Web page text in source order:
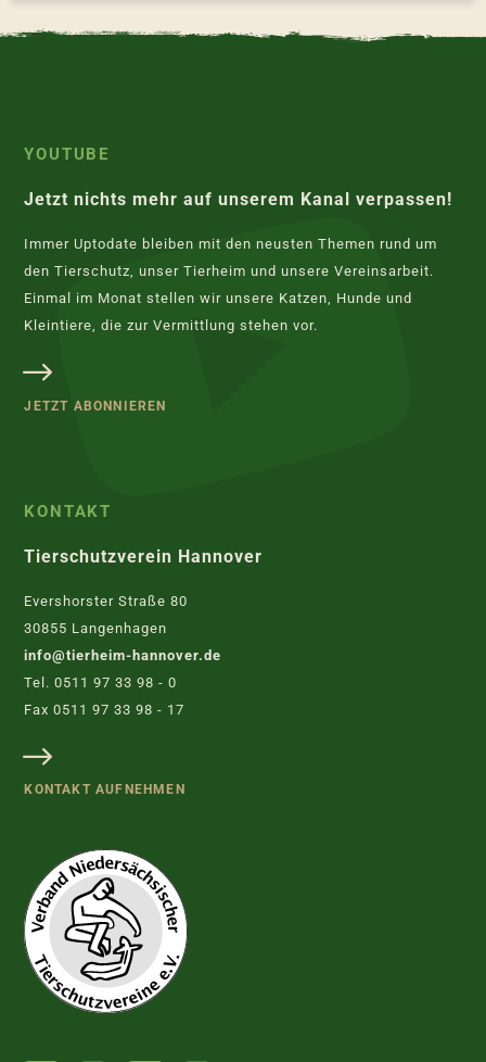
YOUTUBE
Jetzt nichts mehr auf unserem Kanal verpassen!
Immer Uptodate bleiben mit den neusten Themen rund um
den Tierschutz, unser Tierheim und unsere Vereinsarbeit.
Einmal im Monat stellen wir unsere Katzen, Hunde und
Kleintiere, die zur Vermittlung stehen vor.
JETZT ABONNIEREN
KONTAKT
Tierschutzverein Hannover
Evershorster Straße 80
30855 Langenhagen
info@tierheim-hannover.de
Tel. 0511 97 33 98 - 0
Fax 0511 97 33 98 - 17
KONTAKT AUFNEHMEN